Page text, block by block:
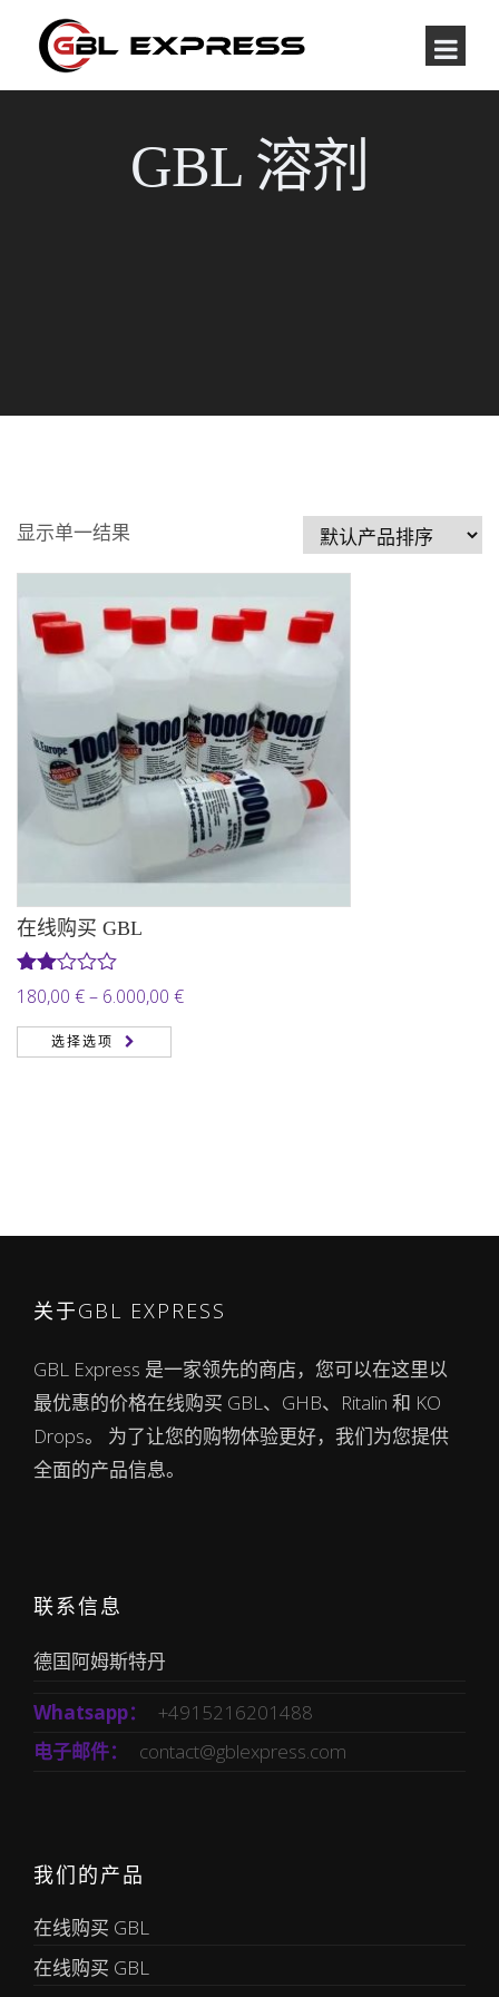
GBL 溶剂
显示单一结果
在线购买 GBL
评分
2.00
&sol;
180,00 €– 6.000,00 €价
选择选项
关于GBL EXPRESS
GBL Express 是一家领先的商店，您可以在这里以
最优惠的价格在线购买 GBL、GHB、Ritalin 和 KO
Drops。 为了让您的购物体验更好，我们为您提供
全面的产品信息。
联系信息
德国阿姆斯特丹
Whatsapp：
+4915216201488
电子邮件：
contact@gblexpress.com
我们的产品
在线购买 GBL
在线购买 GBL